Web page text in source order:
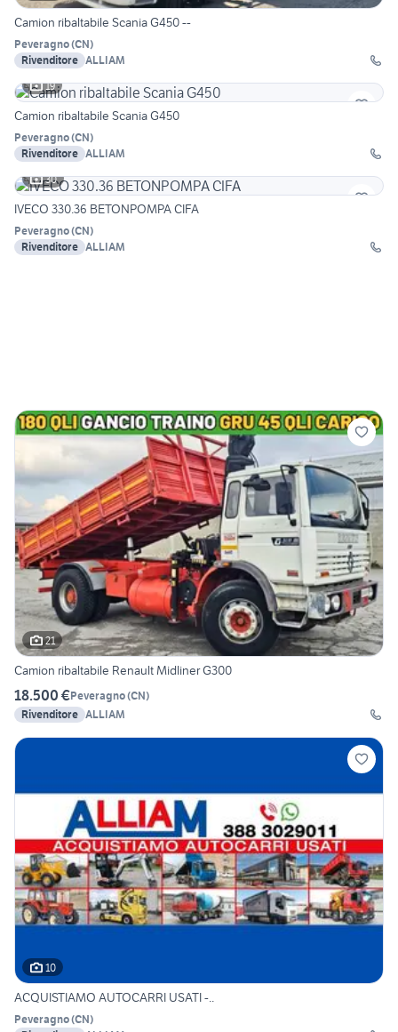
Camion ribaltabile Scania G450 --
Peveragno(CN)
Rivenditore ALLIAM
19
Camion ribaltabile Scania G450
Peveragno(CN)
Rivenditore ALLIAM
30
IVECO 330.36 BETONPOMPA CIFA
Peveragno(CN)
Rivenditore ALLIAM
21
Camion ribaltabile Renault Midliner G300
18.500 €Peveragno(CN)
Rivenditore ALLIAM
10
ACQUISTIAMO AUTOCARRI USATI -..
Peveragno(CN)